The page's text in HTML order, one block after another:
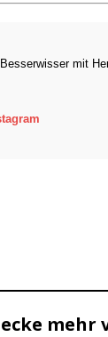
mit
mehr